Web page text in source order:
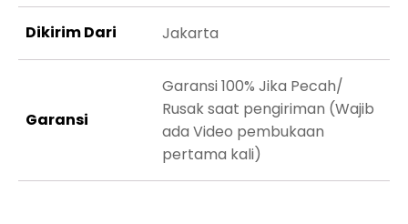
Dikirim Dari Jakarta
Garansi
Garansi 100% Jika Pecah/
Rusak saat pengiriman (Wajib
ada Video pembukaan
pertama kali)